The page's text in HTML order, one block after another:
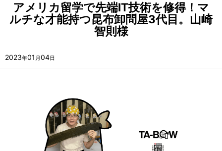
アメリカ留学で先端IT技術を修得！マ
ルチな才能持つ昆布卸問屋3代目。山崎
智則様
2023年01 月04日